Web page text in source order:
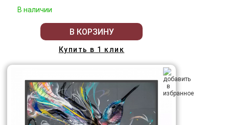
В наличии
В КОРЗИНУ
Купить в 1 клик